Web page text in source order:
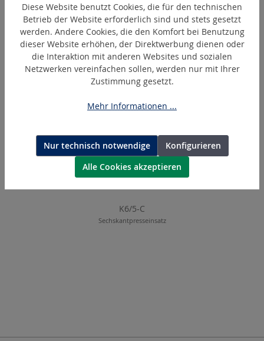
Hand-hydraulisches Presswerkzeug
Produktgalerie überspringen
Ähnliche Artikel
K6/5-C
Sechskantpresseinsatz
Diese Website benutzt Cookies, die für den technischen
Betrieb der Website erforderlich sind und stets gesetzt
werden. Andere Cookies, die den Komfort bei Benutzung
dieser Website erhöhen, der Direktwerbung dienen oder
die Interaktion mit anderen Websites und sozialen
Netzwerken vereinfachen sollen, werden nur mit Ihrer
Zustimmung gesetzt.
Mehr Informationen ...
Nur technisch notwendige
Konfigurieren
Alle Cookies akzeptieren